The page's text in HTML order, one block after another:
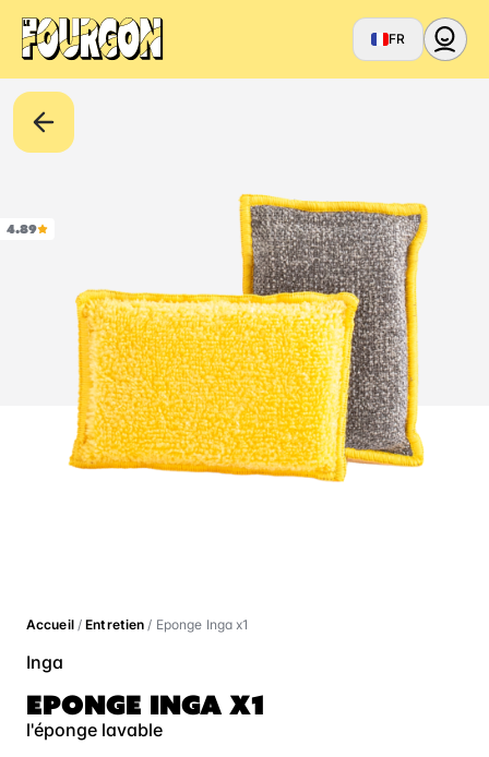
FR
4.89
Accueil/Entretien / Eponge Inga x1
Inga
EPONGE INGA X1
l'éponge lavable